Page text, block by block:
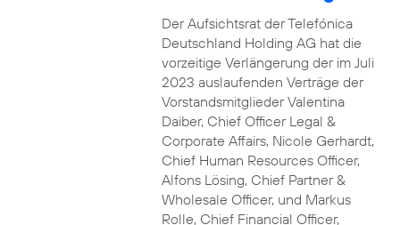
Der Aufsichtsrat der Telefónica
Deutschland Holding AG hat die
vorzeitige Verlängerung der im Juli
2023 auslaufenden Verträge der
Vorstandsmitglieder Valentina
Daiber, Chief Officer Legal &
Corporate Affairs, Nicole Gerhardt,
Chief Human Resources Officer,
Alfons Lösing, Chief Partner &
Wholesale Officer, und Markus
Rolle, Chief Financial Officer,